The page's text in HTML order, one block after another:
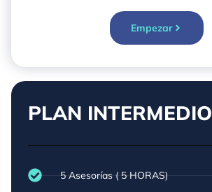
Empezar
PLAN INTERMEDIO
5 Asesorías ( 5 HORAS)